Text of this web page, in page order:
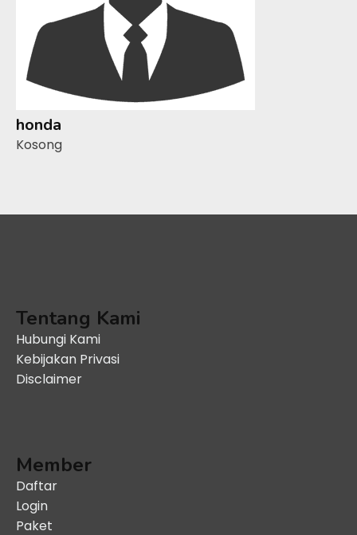
honda
Kosong
Tentang Kami
Hubungi Kami
Kebijakan Privasi
Disclaimer
Member
Daftar
Login
Paket